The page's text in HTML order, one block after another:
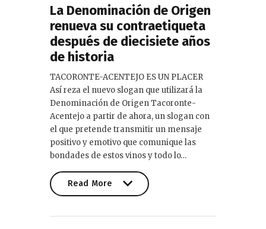
La Denominación de Origen
renueva su contraetiqueta
después de diecisiete años
de historia
TACORONTE-ACENTEJO ES UN PLACER
Así reza el nuevo slogan que utilizará la
Denominación de Origen Tacoronte-
Acentejo a partir de ahora, un slogan con
el que pretende transmitir un mensaje
positivo y emotivo que comunique las
bondades de estos vinos y todo lo…
Read More